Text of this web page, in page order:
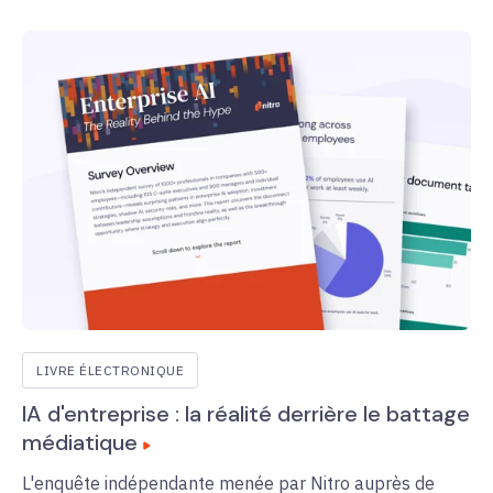
LIVRE ÉLECTRONIQUE
IA d'entreprise : la réalité derrière le battage
médiatique
L'enquête indépendante menée par Nitro auprès de